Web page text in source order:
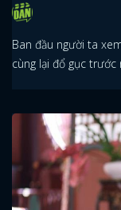
Ban đầu người ta
cùng lại đổ gục trước